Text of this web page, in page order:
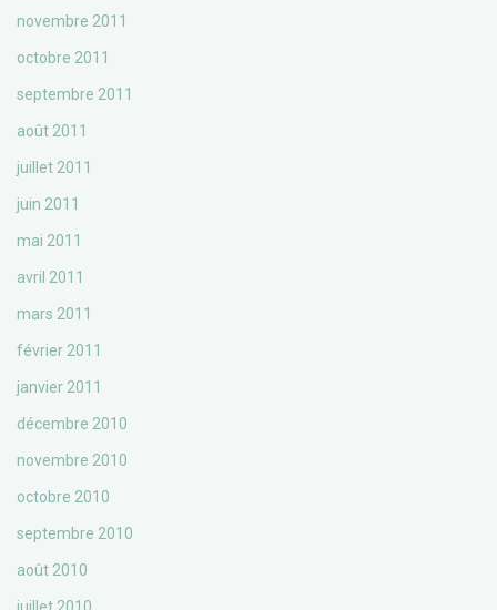
novembre 2011
octobre 2011
septembre 2011
août 2011
juillet 2011
juin 2011
mai 2011
avril 2011
mars 2011
février 2011
janvier 2011
décembre 2010
novembre 2010
octobre 2010
septembre 2010
août 2010